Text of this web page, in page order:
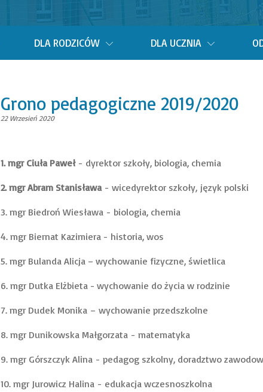
DLA RODZICÓW DLA UCZNIA
Grono pedagogiczne 2019/2020
22 Wrzesień 2020
1. mgr Ciuła Paweł - dyrektor szkoły, biologia, chemia
2. mgr Abram Stanisława - wicedyrektor szkoły, język polski
3. mgr Biedroń Wiesława - biologia, chemia
4. mgr Biernat Kazimiera - historia, wos
5. mgr Bulanda Alicja – wychowanie fizyczne, świetlica
6. mgr Dutka Elżbieta - wychowanie do życia w rodzinie
7. mgr Dudek Monika – wychowanie przedszkolne
8. mgr Dunikowska Małgorzata - matematyka
9. mgr Górszczyk Alina - pedagog szkolny, doradztwo
10. mgr Jurowicz Halina - edukacja wczesnoszkolna